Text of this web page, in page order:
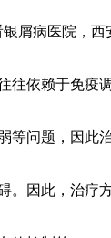
病医院，
依赖于免疫
问题，因此
因此，治疗